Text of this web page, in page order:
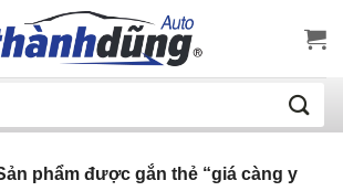
phẩm được gắn thẻ “giá càng y